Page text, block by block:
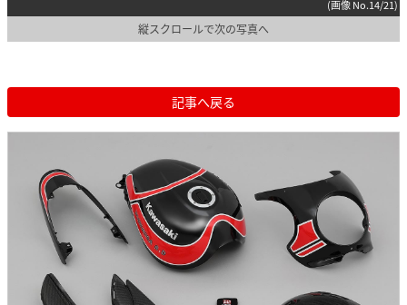
(画像 No.14/21)
縦スクロールで次の写真へ
記事へ戻る